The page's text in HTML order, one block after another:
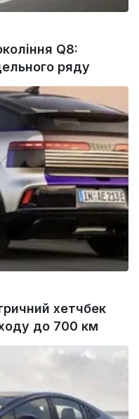
Q8:
ряду
хетчбек
до 700 км